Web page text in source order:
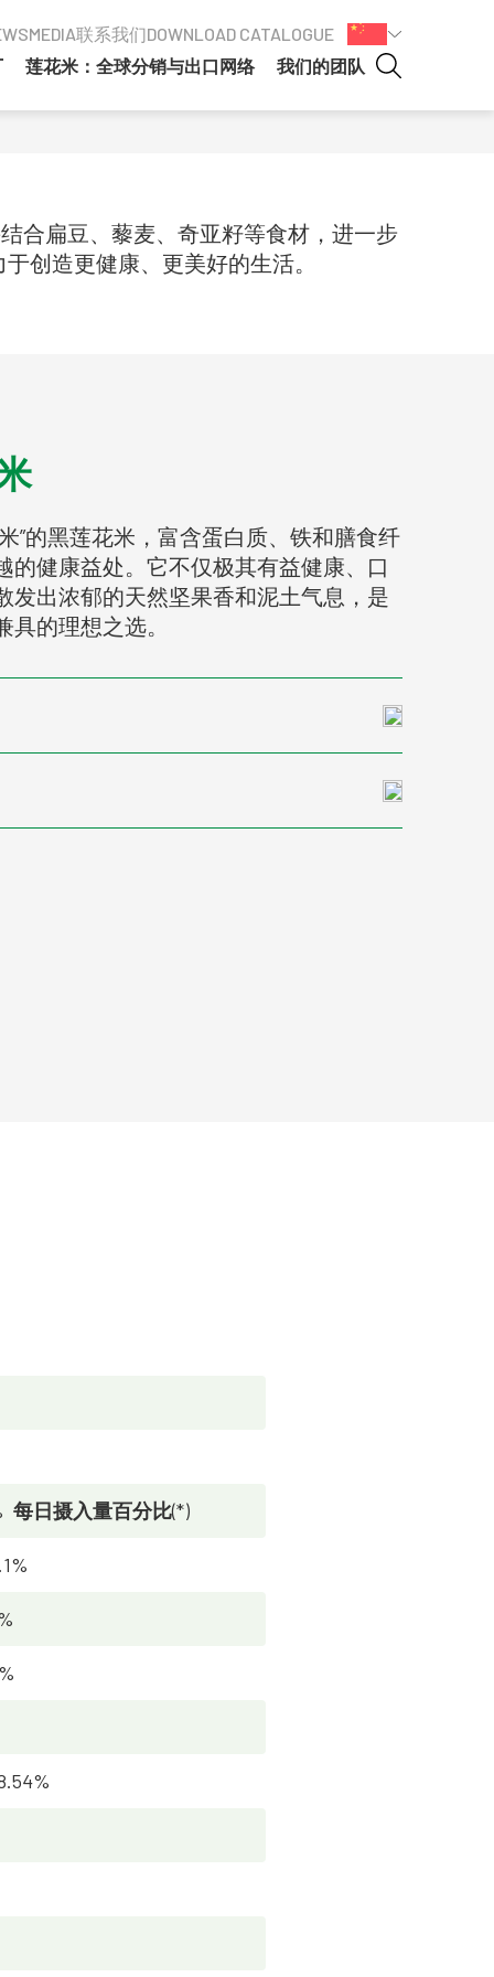
MEDIA联系我们DOWNLOAD CATALOGUE
莲花米：全球分销与出口网络 我们的团队
合扁豆、藜麦、奇亚籽等食材，进一步
创造更健康、更美好的生活。
”的黑莲花米，富含蛋白质、铁和膳食纤
的健康益处。它不仅极其有益健康、口
发出浓郁的天然坚果香和泥土气息，是
具的理想之选。
每日摄入量百分比(*)